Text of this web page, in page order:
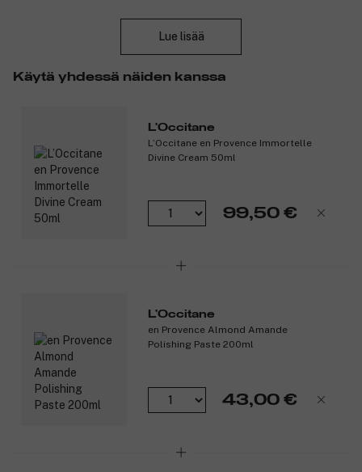
tapahtuu tehokkaimmin. Yöseerumi levitetään ennen
Lue lisää
Käytä yhdessä näiden kanssa
L'Occitane
L’Occitane en Provence Immortelle
Divine Cream 50ml
99,50 €
L'Occitane
en Provence Almond Amande
Polishing Paste 200ml
43,00 €